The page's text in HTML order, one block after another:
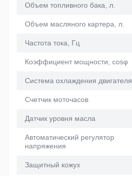
Объем топливного бака, л.
Объем масляного картера, л.
Частота тока, Гц
Коэффициент мощности, cosφ
Система охлаждения двигателя
Счетчик моточасов
Датчик уровня масла
Автоматический регулятор
напряжения
Защитный кожух